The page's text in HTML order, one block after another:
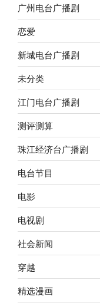
广州电台广播剧
恋爱
新城电台广播剧
未分类
江门电台广播剧
测评测算
珠江经济台广播剧
电台节目
电影
电视剧
社会新闻
穿越
精选漫画